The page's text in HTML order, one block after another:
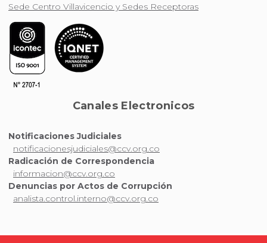
Sede Centro Villavicencio y Sedes Receptoras
Canales Electronicos
Notificaciones Judiciales
notificacionesjudiciales@ccv.org.co
Radicación de Correspondencia
informacion@ccv.org.co
Denuncias por Actos de Corrupción
analista.control.interno@ccv.org.co